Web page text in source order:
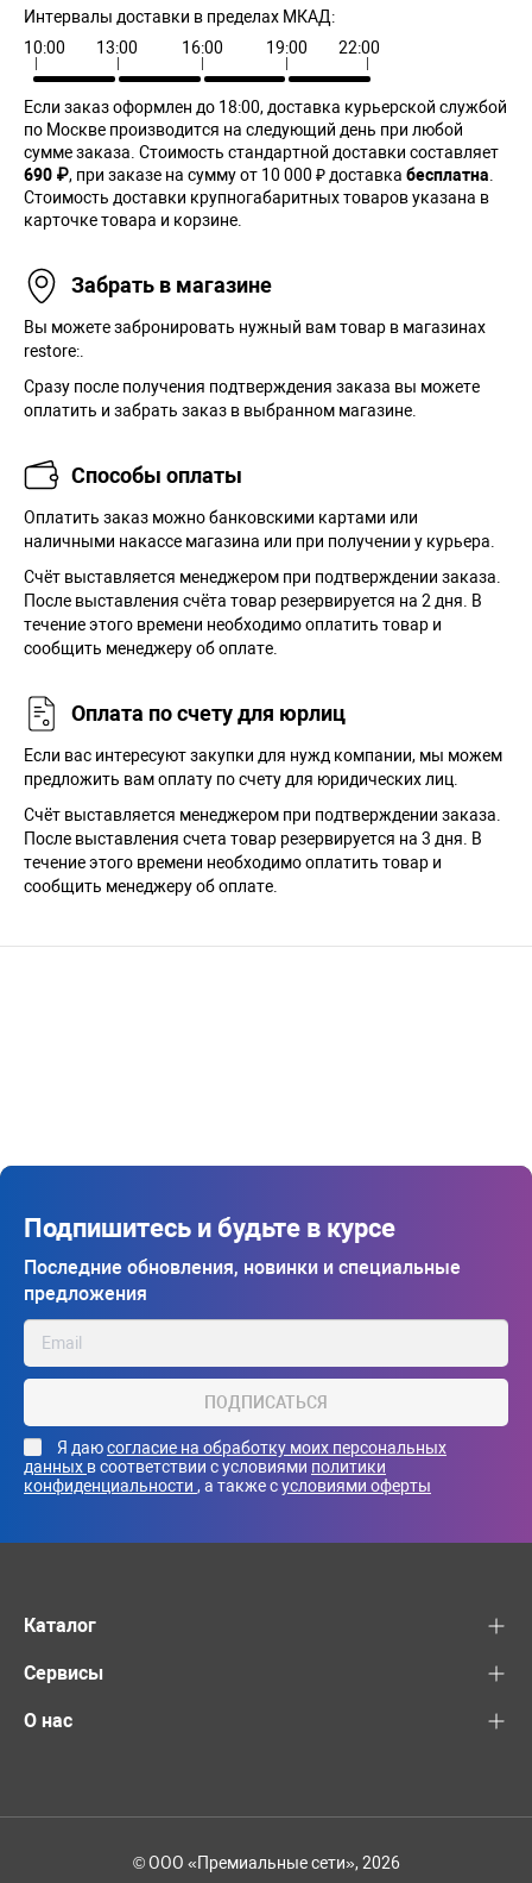
Интервалы доставки в пределах МКАД:
10:00
13:00 16:00 19:00 22:00
Если заказ оформлен до 18:00, доставка курьерской службой
по Москве производится на следующий день при любой
сумме заказа. Cтоимость стандартной доставки составляет
690 ₽, при заказе на сумму от 10 000 ₽ доставка бесплатна
Стоимость доставки крупногабаритных товаров указана в
карточке товара и корзине.
Забрать в магазине
Вы можете забронировать нужный вам товар в магазинах
restore:.
Сразу после получения подтверждения заказа вы можете
оплатить и забрать заказ в выбранном магазине.
Способы оплаты
Оплатить заказ можно банковскими картами или
наличными накассе магазина или при получении у курьера.
Cчёт выставляется менеджером при подтверждении заказа.
После выставления счёта товар резервируется на 2 дня. В
течение этого времени необходимо оплатить товар и
сообщить менеджеру об оплате.
Оплата по счету для юрлиц
Если вас интересуют закупки для нужд компании, мы можем
предложить вам оплату по счету для юридических лиц.
Счёт выставляется менеджером при подтверждении заказа.
После выставления счета товар резервируется на 3 дня. В
течение этого времени необходимо оплатить товар и
сообщить менеджеру об оплате.
Подпишитесь и будьте в курсе
Последние обновления, новинки и специальные
предложения
ПОДПИСАТЬСЯ
Я даюсогласие на обработку моих персональных
данных в соответствии с условиями политики
конфиденциальности , а также сусловиями оферты
Каталог
Сервисы
О нас
© ООО «Премиальные сети», 2026